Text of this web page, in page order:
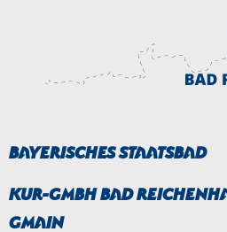
Bayerisches Staatsbad
Kur-GmbH Bad
Gmain